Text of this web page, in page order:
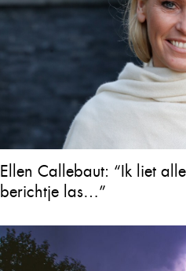
Ellen Callebaut: “Ik liet
berichtje las…”